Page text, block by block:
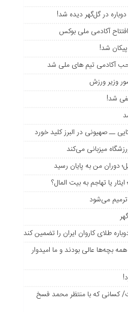
در گل‌گهر دیده شد!
آکادمی ملی بوکس
پیکان شد!
وزیر ورزش
شد!
ــ صهیونی در البرز کلید خورد
میزبانی می‌کند
دوران من به پایان رسید
یا تهاجم به بیت المال؟
طلای کاروان ایران را تضمین کند
بچه‌ها عالی بودند و ما امیدوار
کسانی که با منتظر محمد فسخ